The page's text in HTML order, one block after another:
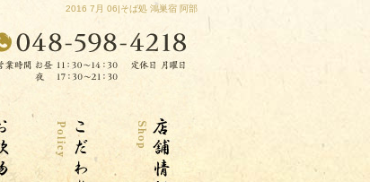
2016 7月 06|そば処 鴻巣宿 阿部